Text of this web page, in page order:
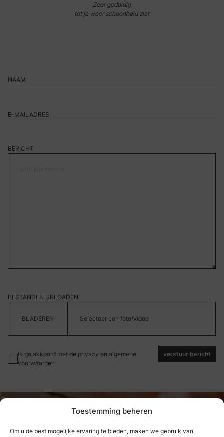
Toestemming beheren
Om u de best mogelijke ervaring te bieden, maken we gebruik van
Zeer geduldig
tot je weer schoonheid ziet
BERICHT
BESTANDEN UPLOADEN
Selecteer een foto/video
Ik ga akkoord met de privacy en algemene
voorwaarden
verstuur bericht